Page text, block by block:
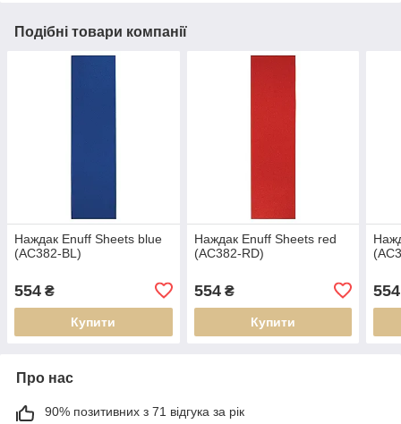
Подібні товари компанії
Наждак Enuff Sheets blue
(AC382-BL)
554 ₴
Купити
Наждак Enuff Sheets red
(AC382-RD)
554₴
Купити
554
Про нас
90% позитивних з 71 відгука за рік